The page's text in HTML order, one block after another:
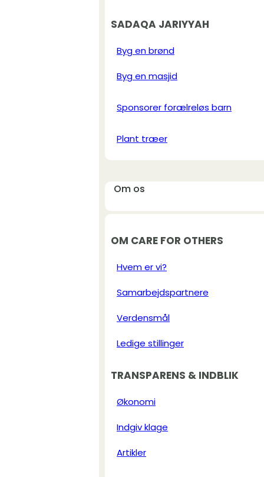
SADAQA JARIYYAH
Byg en brønd
Byg en masjid
Sponsorer forælreløs barn
Plant træer
Om os
OM CARE FOR OTHERS
Hvem er vi?
Samarbejdspartnere
Verdensmål
Ledige stillinger
TRANSPARENS & INDBLIK
Økonomi
Indgiv klage
Artikler